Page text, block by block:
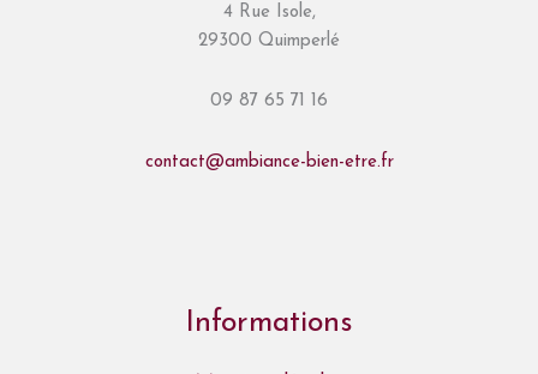
4 Rue Isole,
29300 Quimperlé
09 87 65 71 16
contact@ambiance-bien-etre.fr
Informations